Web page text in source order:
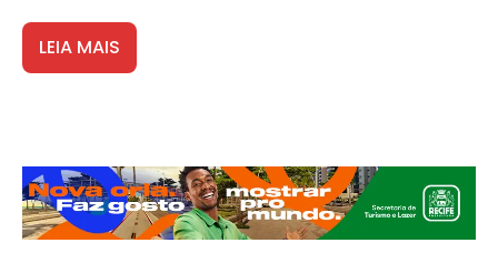
LEIA MAIS